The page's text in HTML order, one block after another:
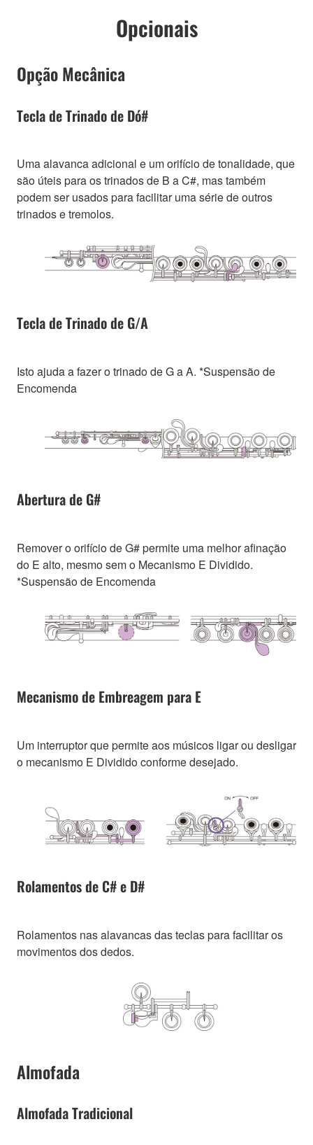
Opcionais
Opção Mecânica
Tecla de Trinado de Dó#
Uma alavanca adicional e um orifício de tonalidade, que
são úteis para os trinados de B a C#, mas também
podem ser usados para facilitar uma série de outros
trinados e tremolos.
Tecla de Trinado de G/A
Isto ajuda a fazer o trinado de G a A. *Suspensão de
Encomenda
Abertura de G#
Remover o orifício de G# permite uma melhor afinação
do E alto, mesmo sem o Mecanismo E Dividido.
*Suspensão de Encomenda
Mecanismo de Embreagem para E
Um interruptor que permite aos músicos ligar ou desligar
o mecanismo E Dividido conforme desejado.
Rolamentos de C# e D#
Rolamentos nas alavancas das teclas para facilitar os
movimentos dos dedos.
Almofada
Almofada Tradicional